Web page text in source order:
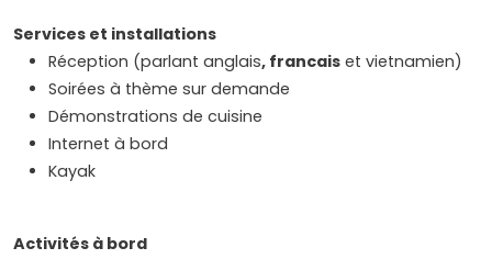
Services et installations
Réception (parlant anglais, francais et vietnamien)
Soirées à thème sur demande
Démonstrations de cuisine
Internet à bord
Kayak
Activités à bord